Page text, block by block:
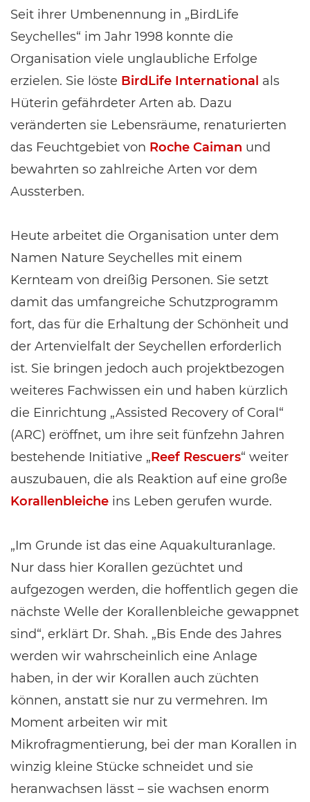
Seit ihrer Umbenennung in „BirdLife
Seychelles“ im Jahr 1998 konnte die
Organisation viele unglaubliche Erfolge
erzielen. Sie löste BirdLife International als
Hüterin gefährdeter Arten ab. Dazu
veränderten sie Lebensräume, renaturierten
das Feuchtgebiet von Roche Caiman und
bewahrten so zahlreiche Arten vor dem
Aussterben.
Heute arbeitet die Organisation unter dem
Namen Nature Seychelles mit einem
Kernteam von dreißig Personen. Sie setzt
damit das umfangreiche Schutzprogramm
fort, das für die Erhaltung der Schönheit und
der Artenvielfalt der Seychellen erforderlich
ist. Sie bringen jedoch auch projektbezogen
weiteres Fachwissen ein und haben kürzlich
die Einrichtung „Assisted Recovery of Coral“
(ARC) eröffnet, um ihre seit fünfzehn Jahren
bestehende Initiative „Reef Rescuers“ weiter
auszubauen, die als Reaktion auf eine große
Korallenbleiche ins Leben gerufen wurde.
„Im Grunde ist das eine Aquakulturanlage.
Nur dass hier Korallen gezüchtet und
aufgezogen werden, die hoffentlich gegen die
nächste Welle der Korallenbleiche gewappnet
sind“, erklärt Dr. Shah. „Bis Ende des Jahres
werden wir wahrscheinlich eine Anlage
haben, in der wir Korallen auch züchten
können, anstatt sie nur zu vermehren. Im
Moment arbeiten wir mit
Mikrofragmentierung, bei der man Korallen in
winzig kleine Stücke schneidet und sie
heranwachsen lässt – sie wachsen enorm